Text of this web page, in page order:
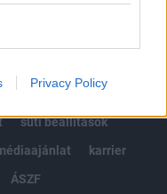
Privacy Policy
süti beállítások
karrier
ÁSZF